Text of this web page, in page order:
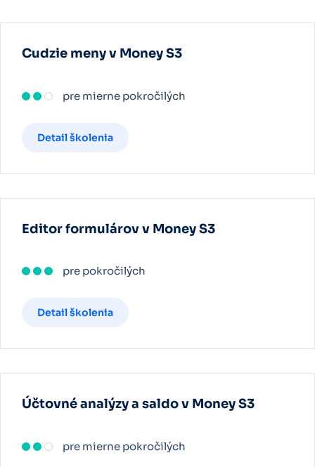
Cudzie meny v Money S3
pre mierne pokročilých
Detail školenia
Editor formulárov v Money S3
pre pokročilých
Detail školenia
Účtovné analýzy a saldo v Money S3
pre mierne pokročilých